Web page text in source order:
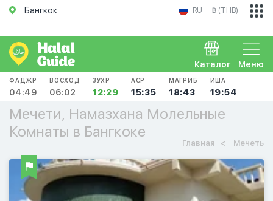
Бангкок RU ฿ (THB)
Меню
Каталог
ФАДЖР
04:49
ВОСХОД
06:02
ЗУХР
12:29
АСР
15:35
МАГРИБ
18:43
ИША
19:54
Мечети, Намазхана Молельные
Комнаты в Бангкоке
Главная Мечеть